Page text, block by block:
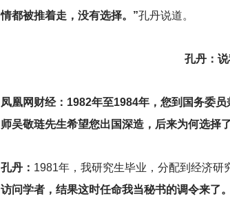
情都被推着走，没有选择。”孔丹说道。
孔丹：
凤凰网财经：1982年至1984年，您到国务委
师吴敬琏先生希望您出国深造，后来为何选择
孔丹： 1981年，我研究生毕业，分配到经济研
访问学者，结果这时任命我当秘书的调令来了